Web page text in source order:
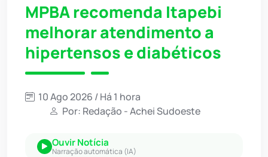
MPBA recomenda Itapebi
melhorar atendimento a
hipertensos e diabéticos
10 Ago 2026 / Há 1 hora
Por: Redação - Achei Sudoeste
Ouvir Notícia
Narração automática (IA)